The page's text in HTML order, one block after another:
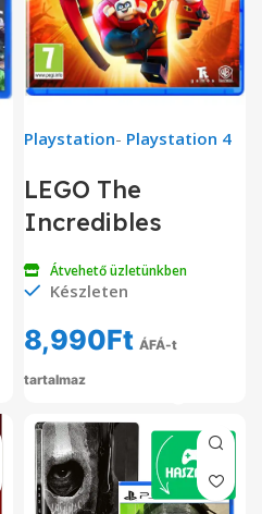
Playstation- Playstation 4
LEGO The
Incredibles
Átvehető üzletünkben
Készleten
8,990Ft ÁFÁ-t
tartalmaz